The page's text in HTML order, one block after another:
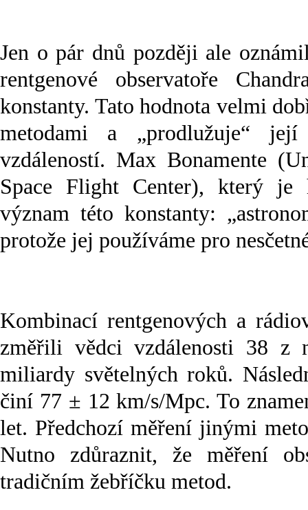
Jen o pár dnů později ale
rentgenové observatoře
konstanty. Tato hodnota velmi
metodami a „prodlužuje“
vzdáleností. Max Bonamente
Space Flight Center), který je
význam této konstanty:
protože jej používáme pro
Kombinací rentgenových a
změřili vědci vzdálenosti 38
miliardy světelných roků.
činí 77 ± 12 km/s/Mpc. To
let. Předchozí měření jinými
Nutno zdůraznit, že měření
tradičním žebříčku metod.